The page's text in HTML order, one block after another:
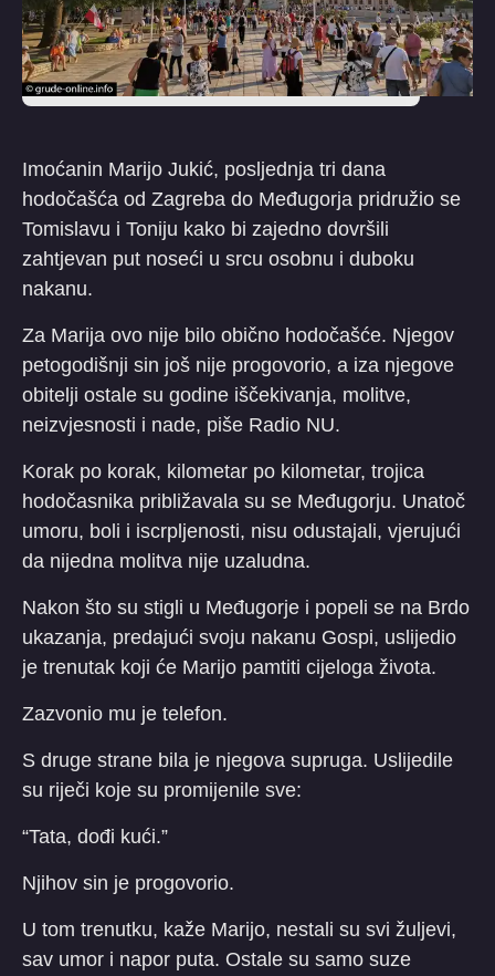
Imoćanin Marijo Jukić, posljednja tri dana
hodočašća od Zagreba do Međugorja pridružio se
Tomislavu i Toniju kako bi zajedno dovršili
zahtjevan put noseći u srcu osobnu i duboku
nakanu.
Za Marija ovo nije bilo obično hodočašće. Njegov
petogodišnji sin još nije progovorio, a iza njegove
obitelji ostale su godine iščekivanja, molitve,
neizvjesnosti i nade, piše Radio NU.
Korak po korak, kilometar po kilometar, trojica
hodočasnika približavala su se Međugorju. Unatoč
umoru, boli i iscrpljenosti, nisu odustajali, vjerujući
da nijedna molitva nije uzaludna.
Nakon što su stigli u Međugorje i popeli se na Brdo
ukazanja, predajući svoju nakanu Gospi, uslijedio
je trenutak koji će Marijo pamtiti cijeloga života.
Zazvonio mu je telefon.
S druge strane bila je njegova supruga. Uslijedile
su riječi koje su promijenile sve:
“Tata, dođi kući.”
Njihov sin je progovorio.
U tom trenutku, kaže Marijo, nestali su svi žuljevi,
sav umor i napor puta. Ostale su samo suze